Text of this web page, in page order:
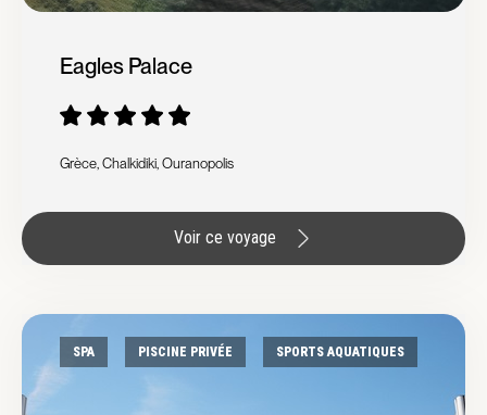
Eagles Palace
Grèce, Chalkidiki, Ouranopolis
Voir ce voyage
SPA PISCINE PRIVÉE SPORTS AQUATIQUES